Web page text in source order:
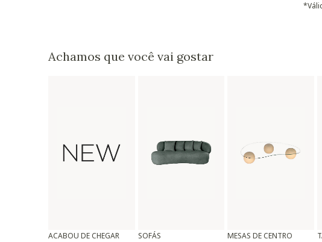
Achamos que você vai gostar
ACABOU DE CHEGAR SOFÁS MESAS DE CENTRO